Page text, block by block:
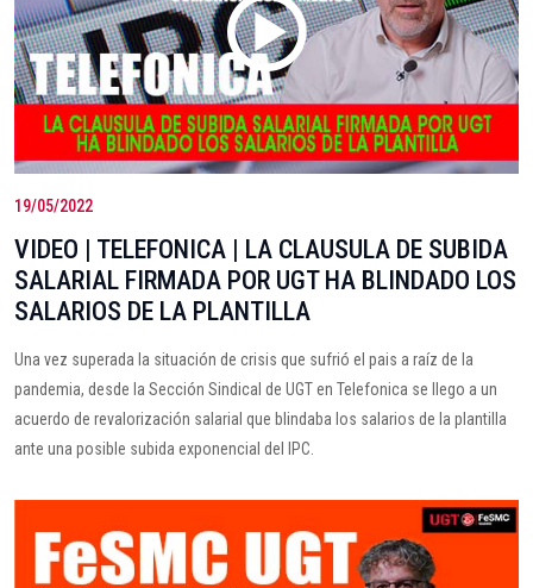
19/05/2022
VIDEO | TELEFONICA | LA CLAUSULA DE SUBIDA
SALARIAL FIRMADA POR UGT HA BLINDADO LOS
SALARIOS DE LA PLANTILLA
Una vez superada la situación de crisis que sufrió el pais a raíz de la
pandemia, desde la Sección Sindical de UGT en Telefonica se llego a un
acuerdo de revalorización salarial que blindaba los salarios de la plantilla
ante una posible subida exponencial del IPC.